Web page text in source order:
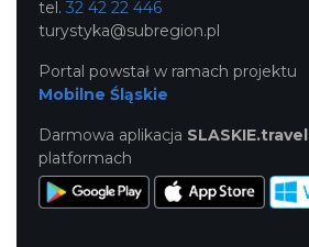
tel. 32 42 22 446
turystyka@subregion.pl
Portal powstał w ramach projektu
Mobilne Śląskie
Darmowa aplikacja SLASKIE.travel
platformach